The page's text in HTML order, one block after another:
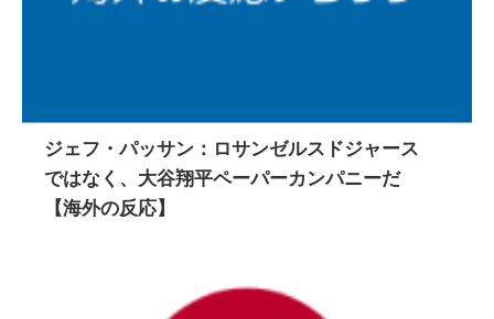
ジェフ・パッサン：ロサンゼルスドジャース
ではなく、大谷翔平ペーパーカンパニーだ
【海外の反応】